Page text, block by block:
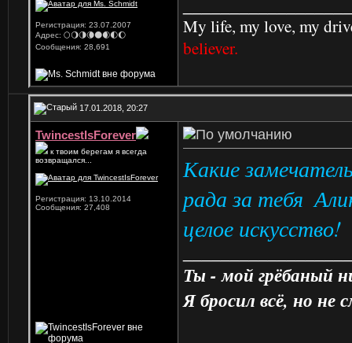
Регистрация: 23.07.2007
Адрес: 🌕🌖🌗🌘🌑🌒🌓🌔
Сообщения: 28,691
My life, my love, my
believer.
17.01.2018, 20:27
TwincestIsForever
к твоим берегам я всегда
возвращался...
Регистрация: 13.10.2014
Сообщения: 27,408
Какие
рада за тебя
целое искусство!
Ты - мой грёбаный
Я бросил всё, но не